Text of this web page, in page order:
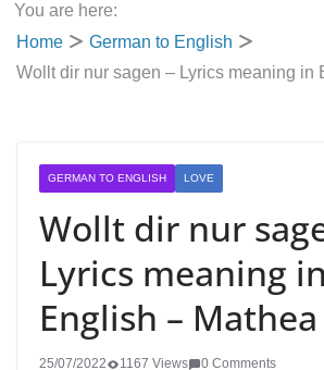
You are here:
Home
German to English
Wollt dir nur sagen – Lyrics meaning in
GERMAN TO ENGLISH LOVE
Wollt dir nur
Lyrics meaning in
English – Mathea
25/07/2022 1167 Views 0 Comments